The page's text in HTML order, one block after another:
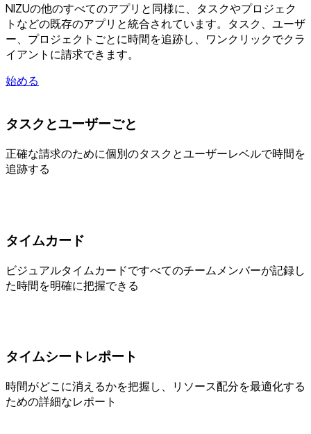
NIZUの他のすべてのアプリと同様に、タスクやプロジェク
トなどの既存のアプリと統合されています。タスク、ユーザ
ー、プロジェクトごとに時間を追跡し、ワンクリックでクラ
イアントに請求できます。
始める
タスクとユーザーごと
正確な請求のために個別のタスクとユーザーレベルで時間を
追跡する
タイムカード
ビジュアルタイムカードですべてのチームメンバーが記録し
た時間を明確に把握できる
タイムシートレポート
時間がどこに消えるかを把握し、リソース配分を最適化する
ための詳細なレポート